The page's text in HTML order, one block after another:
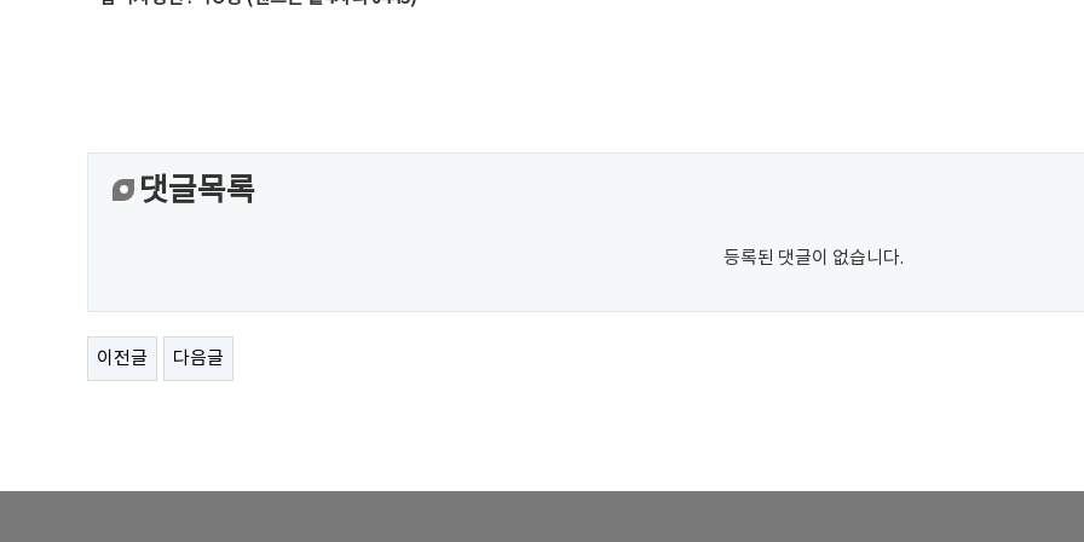
댓글목록
등록된 댓글이 없습니다.
이전글 다음글